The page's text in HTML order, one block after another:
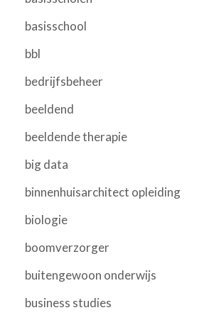
basisschool
bbl
bedrijfsbeheer
beeldend
beeldende therapie
big data
binnenhuisarchitect opleiding
biologie
boomverzorger
buitengewoon onderwijs
business studies